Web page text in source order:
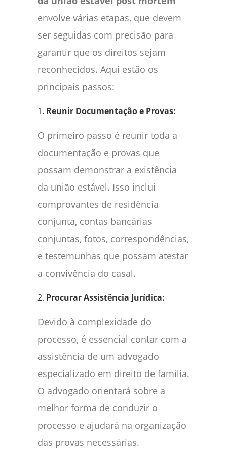
envolve várias etapas, que devem
ser seguidas com precisão para
garantir que os direitos sejam
reconhecidos. Aqui estão os
principais passos:
1. Reunir Documentação e Provas:
O primeiro passo é reunir toda a
documentação e provas que
possam demonstrar a existência
da união estável. Isso inclui
comprovantes de residência
conjunta, contas bancárias
conjuntas, fotos, correspondências,
e testemunhas que possam atestar
a convivência do casal.
2. Procurar Assistência Jurídica:
Devido à complexidade do
processo, é essencial contar com a
assistência de um advogado
especializado em direito de família.
O advogado orientará sobre a
melhor forma de conduzir o
processo e ajudará na organização
das provas necessárias.